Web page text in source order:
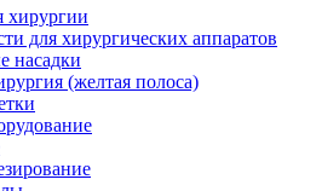
хирургии
для хирургических аппаратов
насадки
(желтая полоса)